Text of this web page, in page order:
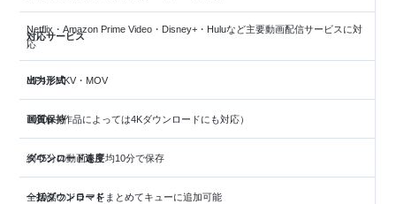
対応サービス
Netflix・Amazon Prime Video・Disney+・Huluなど主要動画配信サービスに対
応
出力形式
MP4・MKV・MOV
画質保持
1080p（作品によっては4Kダウンロードにも対応）
ダウンロード速度
約45分の動画を平均10分で保存
一括ダウンロード
全10話のドラマをまとめてキューに追加可能